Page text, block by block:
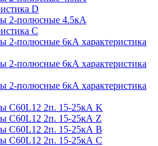
D
2-полюсные 4.5кА
С
2-полюсные 6кА характеристика
2-полюсные 6кА характеристика
2-полюсные 6кА характеристика
C60L12 2п. 15-25кА K
C60L12 2п. 15-25кА Z
C60L12 2п. 15-25кА B
C60L12 2п. 15-25кА C